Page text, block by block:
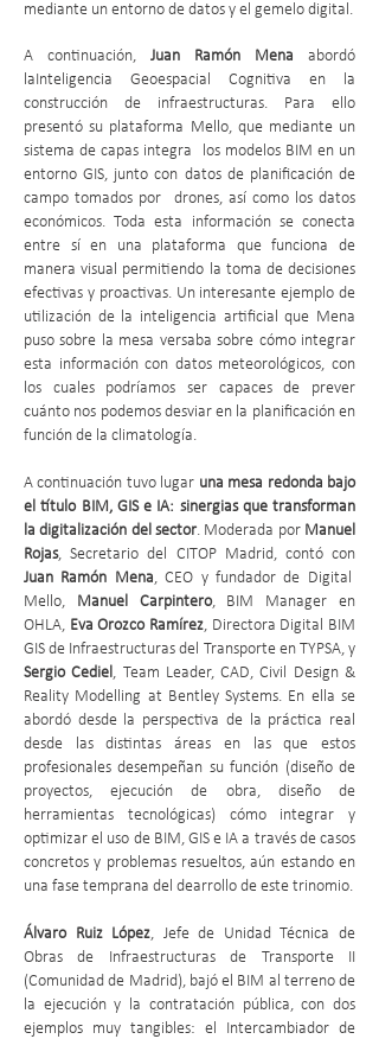
mediante un entorno de datos y el gemelo digital.
A continuación, Juan Ramón Mena abordó
laInteligencia Geoespacial Cognitiva en la
construcción de infraestructuras. Para ello
presentó su plataforma Mello, que mediante un
sistema de capas integra los modelos BIM en un
entorno GIS, junto con datos de planificación de
campo tomados por drones, así como los datos
económicos. Toda esta información se conecta
entre sí en una plataforma que funciona de
manera visual permitiendo la toma de decisiones
efectivas y proactivas. Un interesante ejemplo de
utilización de la inteligencia artificial que Mena
puso sobre la mesa versaba sobre cómo integrar
esta información con datos meteorológicos, con
los cuales podríamos ser capaces de prever
cuánto nos podemos desviar en la planificación en
función de la climatología.
A continuación tuvo lugar una mesa redonda bajo
el título BIM, GIS e IA: sinergias que transforman
la digitalización del sector. Moderada por Manuel
Rojas, Secretario del CITOP Madrid, contó con
Juan Ramón Mena, CEO y fundador de Digital
Mello, Manuel Carpintero, BIM Manager en
OHLA, Eva Orozco Ramírez, Directora Digital BIM
GIS de Infraestructuras del Transporte en TYPSA, y
Sergio Cediel, Team Leader, CAD, Civil Design &
Reality Modelling at Bentley Systems. En ella se
abordó desde la perspectiva de la práctica real
desde las distintas áreas en las que estos
profesionales desempeñan su función (diseño de
proyectos, ejecución de obra, diseño de
herramientas tecnológicas) cómo integrar y
optimizar el uso de BIM, GIS e IA a través de casos
concretos y problemas resueltos, aún estando en
una fase temprana del dearrollo de este trinomio.
Álvaro Ruiz López, Jefe de Unidad Técnica de
Obras de Infraestructuras de Transporte II
(Comunidad de Madrid), bajó el BIM al terreno de
la ejecución y la contratación pública, con dos
ejemplos muy tangibles: el Intercambiador de